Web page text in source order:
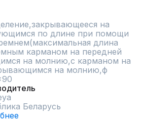
на
по длине при помощи
длина
карманом на передней
на молнию,с карманом на
на молнию,ф
Беларусь